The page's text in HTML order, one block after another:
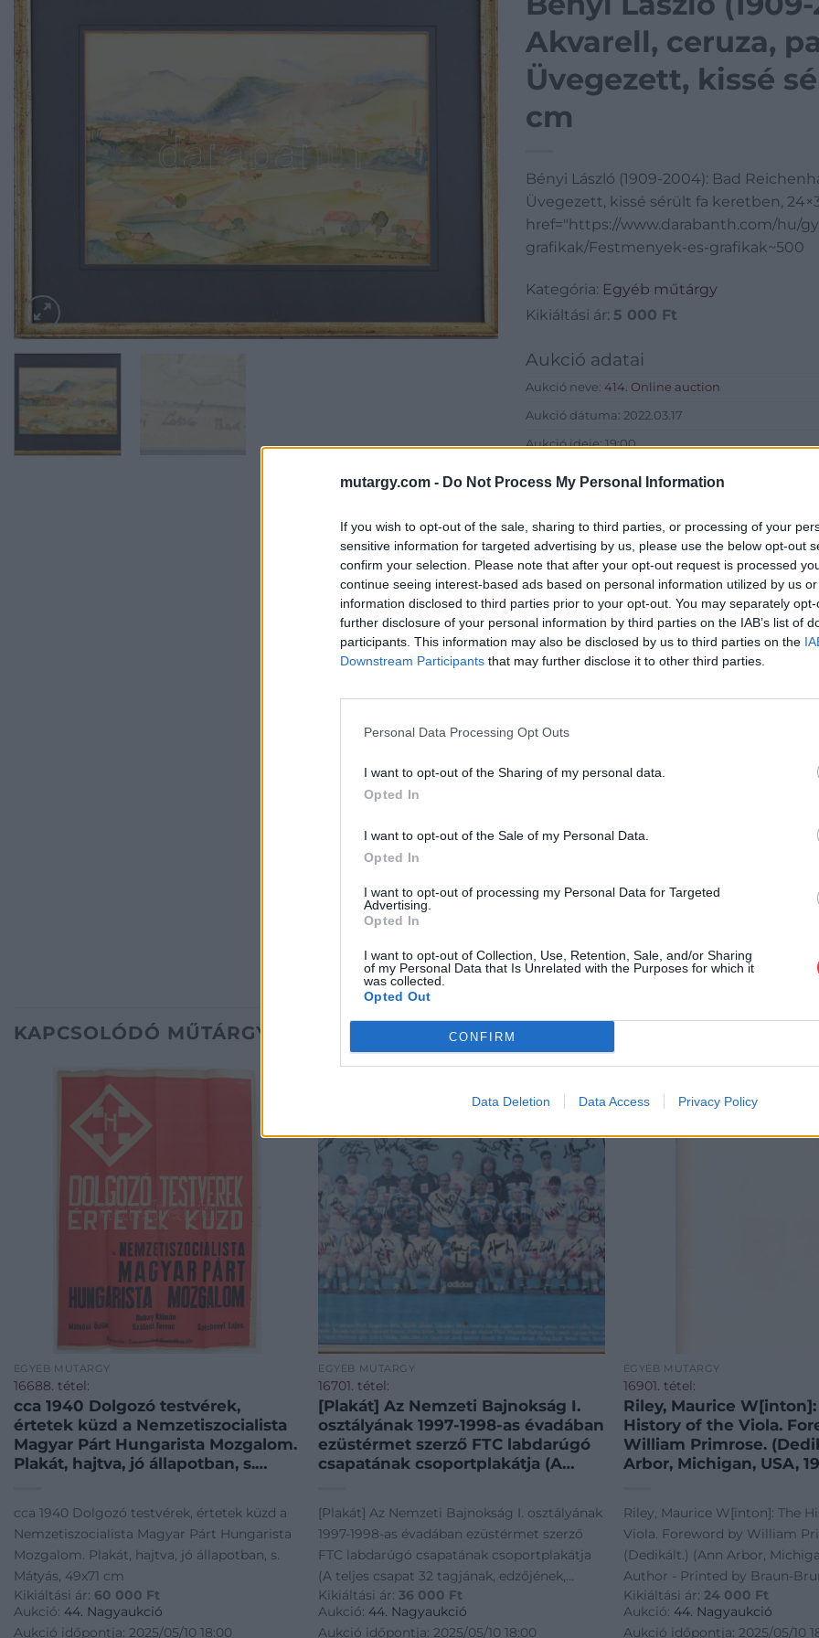
mutargy.com - Do Not Process My Personal Information
If you wish to opt-out of the sale, sharing to third parties, or processing of your
sensitive information for targeted advertising by us, please use the below opt-out
confirm your selection. Please note that after your opt-out request is processed
continue seeing interest-based ads based on personal information utilized by us
information disclosed to third parties prior to your opt-out. You may separately
further disclosure of your personal information by third parties on the IAB’s list of
participants. This information may also be disclosed by us to third parties on the
Downstream Participants that may further disclose it to other third parties.
Personal Data Processing Opt Outs
I want to opt-out of the Sharing of my personal data.
Opted In
I want to opt-out of the Sale of my Personal Data.
Opted In
I want to opt-out of processing my Personal Data for Targeted
Advertising.
Opted In
I want to opt-out of Collection, Use, Retention, Sale, and/or Sharing
of my Personal Data that Is Unrelated with the Purposes for which it
was collected.
Opted Out
CONFIRM
Data Deletion Data Access Privacy Policy
Akvarell, ceruza,
Üvegezett, kissé
cm
Bényi László (1909-2004): Bad
Üvegezett, kissé sérült fa keretben,
href="https://www.darabanth.com/hu/
grafikak/Festmenyek-es-grafikak~500
Kategória: Egyéb műtárgy
Kikiáltási ár: 5 000 Ft
Aukció adatai
Aukció neve: 414. Online auction
Aukció dátuma: 2022.03.17
Aukció ideje: 19:00
Eladó adatai
Eladó:
Cím:
Budapest
Andrássy út
Bemutatkozás: A tételek a leütési ár + 25%
személyesen veszik át, a vevő a postaköltség,
KAPCSOLÓDÓ MŰTÁRGYAK
EGYÉB MŰTÁRGY
16688. tétel:
cca 1940 Dolgozó testvérek,
értetek küzd a Nemzetiszocialista
Magyar Párt Hungarista Mozgalom.
Plakát, hajtva, jó állapotban, s.
cca 1940 Dolgozó testvérek, értetek küzd a
Nemzetiszocialista Magyar Párt Hungarista
Mozgalom. Plakát, hajtva, jó állapotban, s.
Mátyás, 49x71 cm
Kikiáltási ár: 60 000 Ft
Aukció: 44. Nagyaukció
Aukció időpontja: 2025/05/10 18:00
EGYÉB MŰTÁRGY
16701. tétel:
[Plakát] Az Nemzeti Bajnokság I.
osztályának 1997-1998-as évadában
ezüstérmet szerző FTC labdarúgó
csapatának csoportplakátja (A
orvosainak aláírásával.) Budapest,
1998. Színes plakát, mérete:
385×595 mm. Minden idők
legsikeresebb magyar labdarúgó
csapata, a Ferencvárosi Torna Club,
a harmincötszörös magyar
[Plakát] Az Nemzeti Bajnokság I. osztályának
1997-1998-as évadában ezüstérmet szerző
FTC labdarúgó csapatának csoportplakátja
(A teljes csapat 32 tagjának, edzőjének,
segédedzőinek, orvosainak aláírásával.)
Budapest, 1998. Színes plakát, mérete:
Kikiáltási ár:36 000 Ft
Aukció: 44. Nagyaukció
Aukció időpontja: 2025/05/10 18:00
EGYÉB MŰTÁRGY
16901. tétel:
Riley, Maurice W[inton]:
History of the Viola.
William Primrose.
Arbor, Michigan, USA,
Dedikált: „For Gustav
Saupe. Best Wishes:
Graz 7/5/80.” Maurice
(1911-1988) amerikai
zenepedagógus, az
Society elnöke.
Riley, Maurice W[inton]: The
Viola. Foreword by William
(Dedikált.) (Ann Arbor,
Author - Printed by Braun-
[1] + 396 p. Első kiadás.
Szerendi-Saupe. Best Wishes:
Kikiáltási ár: 24 000 Ft
Aukció: 44. Nagyaukció
Aukció időpontja: 2025/05/10